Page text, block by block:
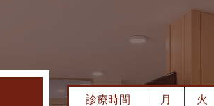
診療時間 月 火